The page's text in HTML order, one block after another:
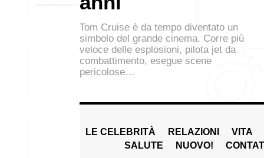
Tom Cruise è da tempo diventato un
simbolo del grande cinema. Corre più
veloce delle esplosioni, pilota jet da
combattimento, esegue scene
pericolose…
LE CELEBRITÀ RELAZIONI
VITA
SALUTE
NUOVO!